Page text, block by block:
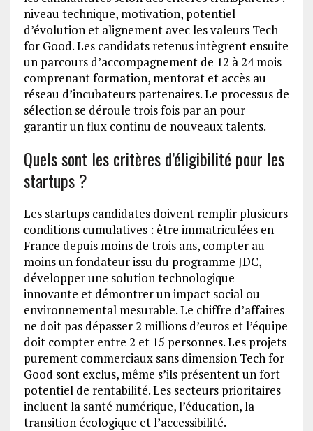
niveau technique, motivation, potentiel
d’évolution et alignement avec les valeurs Tech
for Good. Les candidats retenus intègrent ensuite
un parcours d’accompagnement de 12 à 24 mois
comprenant formation, mentorat et accès au
réseau d’incubateurs partenaires. Le processus de
sélection se déroule trois fois par an pour
garantir un flux continu de nouveaux talents.
Quels sont les critères d’éligibilité pour les
startups ?
Les startups candidates doivent remplir plusieurs
conditions cumulatives : être immatriculées en
France depuis moins de trois ans, compter au
moins un fondateur issu du programme JDC,
développer une solution technologique
innovante et démontrer un impact social ou
environnemental mesurable. Le chiffre d’affaires
ne doit pas dépasser 2 millions d’euros et l’équipe
doit compter entre 2 et 15 personnes. Les projets
purement commerciaux sans dimension Tech for
Good sont exclus, même s’ils présentent un fort
potentiel de rentabilité. Les secteurs prioritaires
incluent la santé numérique, l’éducation, la
transition écologique et l’accessibilité.